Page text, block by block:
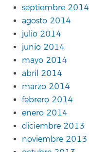
septiembre 2014
agosto 2014
julio 2014
junio 2014
mayo 2014
abril 2014
marzo 2014
febrero 2014
enero 2014
diciembre 2013
noviembre 2013